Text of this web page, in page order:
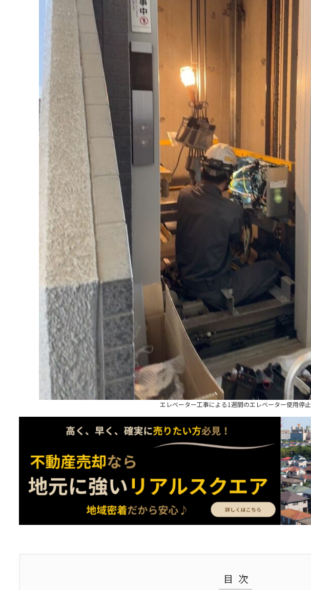
エレベーター工事による1週間のエレベーター使用停止
目次